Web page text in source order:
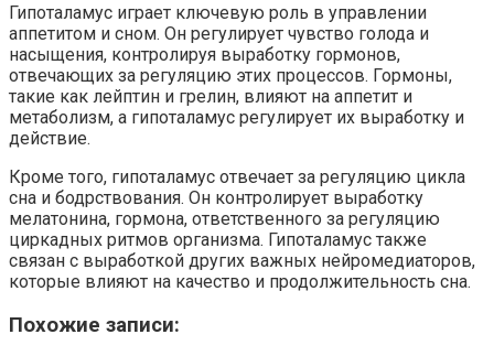
Гипоталамус играет ключевую роль в управлении
аппетитом и сном. Он регулирует чувство голода и
насыщения, контролируя выработку гормонов,
отвечающих за регуляцию этих процессов. Гормоны,
такие как лейптин и грелин, влияют на аппетит и
метаболизм, а гипоталамус регулирует их выработку и
действие.
Кроме того, гипоталамус отвечает за регуляцию цикла
сна и бодрствования. Он контролирует выработку
мелатонина, гормона, ответственного за регуляцию
циркадных ритмов организма. Гипоталамус также
связан с выработкой других важных нейромедиаторов,
которые влияют на качество и продолжительность сна.
Похожие записи: